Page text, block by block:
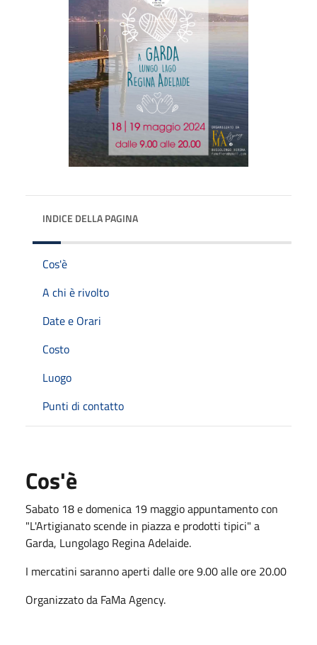
INDICE DELLA PAGINA
Cos'è
A chi è rivolto
Date e Orari
Costo
Luogo
Punti di contatto
Cos'è
Sabato 18 e domenica 19 maggio appuntamento con
"L'Artigianato scende in piazza e prodotti tipici" a
Garda, Lungolago Regina Adelaide.
I mercatini saranno aperti dalle ore 9.00 alle ore 20.00
Organizzato da FaMa Agency.